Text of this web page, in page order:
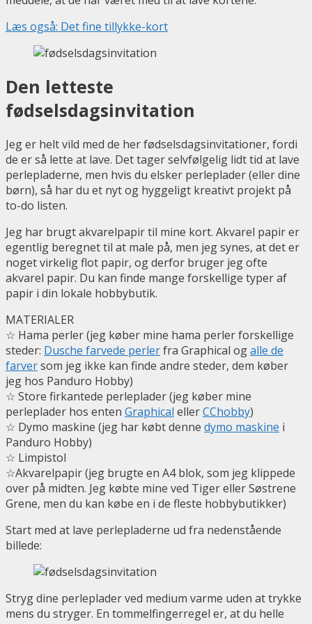
Læs også: Det fine tillykke-kort
Den letteste
fødselsdagsinvitation
Jeg er helt vild med de her fødselsdagsinvitationer, fordi
de er så lette at lave. Det tager selvfølgelig lidt tid at lave
perlepladerne, men hvis du elsker perleplader (eller dine
børn), så har du et nyt og hyggeligt kreativt projekt på
to-do listen.
Jeg har brugt akvarelpapir til mine kort. Akvarel papir er
egentlig beregnet til at male på, men jeg synes, at det er
noget virkelig flot papir, og derfor bruger jeg ofte
akvarel papir. Du kan finde mange forskellige typer af
papir i din lokale hobbybutik.
MATERIALER
☆ Hama perler (jeg køber mine hama perler forskellige
steder: Dusche farvede perlerfra Graphical ogalle de
farversom jeg ikke kan finde andre steder, dem køber
jeg hos Panduro Hobby)
☆ Store firkantede perleplader (jeg køber mine
perleplader hos enten Graphical ellerCChobby)
☆ Dymo maskine (jeg har købt denne dymo maskine i
Panduro Hobby)
☆ Limpistol
☆Akvarelpapir (jeg brugte en A4 blok, som jeg klippede
over på midten. Jeg købte mine ved Tiger eller Søstrene
Grene, men du kan købe en i de fleste hobbybutikker)
Start med at lave perlepladerne ud fra nedenstående
billede:
Stryg dine perleplader ved medium varme uden at trykke
mens du stryger. En tommelfingerregel er, at du helle